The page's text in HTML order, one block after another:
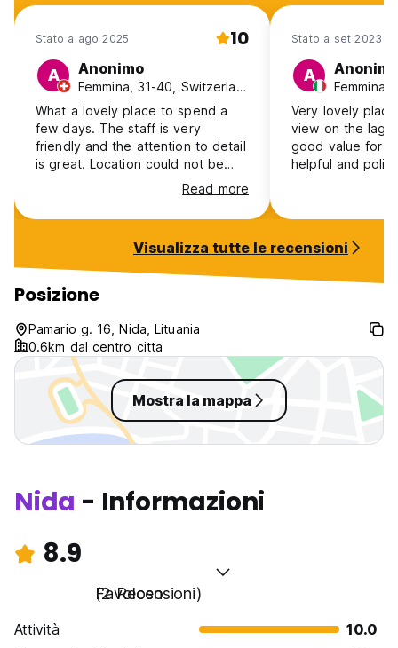
Stato a ago 2025 10
A Anonimo
Femmina, 31-40, Switzerland
What a lovely place to spend a
few days. The staff is very
friendly and the attention to detail
is great. Location could not be
better, waterfront and only a short
walk to the town centre.
Read more
Stato a set 2023
A
Femmina,
Very lovely
view on the
good value for
helpful and
Visualizza tutte le recensioni
Posizione
Pamario g. 16, Nida, Lituania
0.6km dal centro citta
Mostra la mappa
Nida - Informazioni
8.9
Favoloso
(2 Recensioni)
Attività
10.0